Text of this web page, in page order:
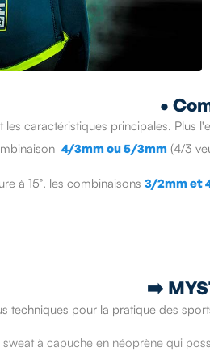
•
les caractéristiques principales.
4/3mm ou 5/3mm (4/3
à 15°, les combinaisons 3/2mm et
➡️
techniques pour la pratique des
sweat à capuche en néoprène qui